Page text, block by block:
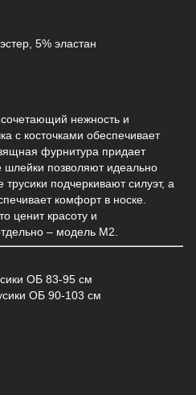
5% эластан
нежность и
с косточками обеспечивает
фурнитура придает
шлейки позволяют идеально
подчеркивают силуэт, а
комфорт в носке.
ценит красоту и
– модель М2.
ОБ 83-95 см
ОБ 90-103 см